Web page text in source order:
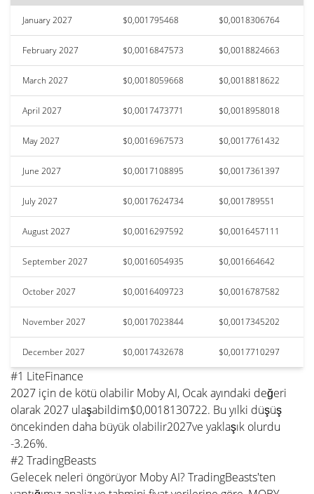
January 2027 $0,001795468 $0,0018306764
February 2027 $0,0016847573 $0,0018824663
March 2027 $0,0018059668 $0,0018818622
April 2027 $0,0017473771 $0,0018958018
May 2027 $0,0016967573 $0,0017761432
June 2027 $0,0017108895 $0,0017361397
July 2027 $0,0017624734 $0,001789551
August 2027 $0,0016297592 $0,0016457111
September 2027 $0,0016054935 $0,001664642
October 2027 $0,0016409723 $0,0016787582
November 2027 $0,0017023844 $0,0017345202
December 2027 $0,0017432678 $0,0017710297
#1 LiteFinance
2027 için de kötü olabilir Moby AI, Ocak ayındaki değeri
olarak 2027 ulaşabildim$0,0018130722. Bu yılki düşüş
öncekinden daha büyük olabilir2027ve yaklaşık olurdu
-3.26%.
#2 TradingBeasts
Gelecek neleri öngörüyor Moby AI? TradingBeasts'ten